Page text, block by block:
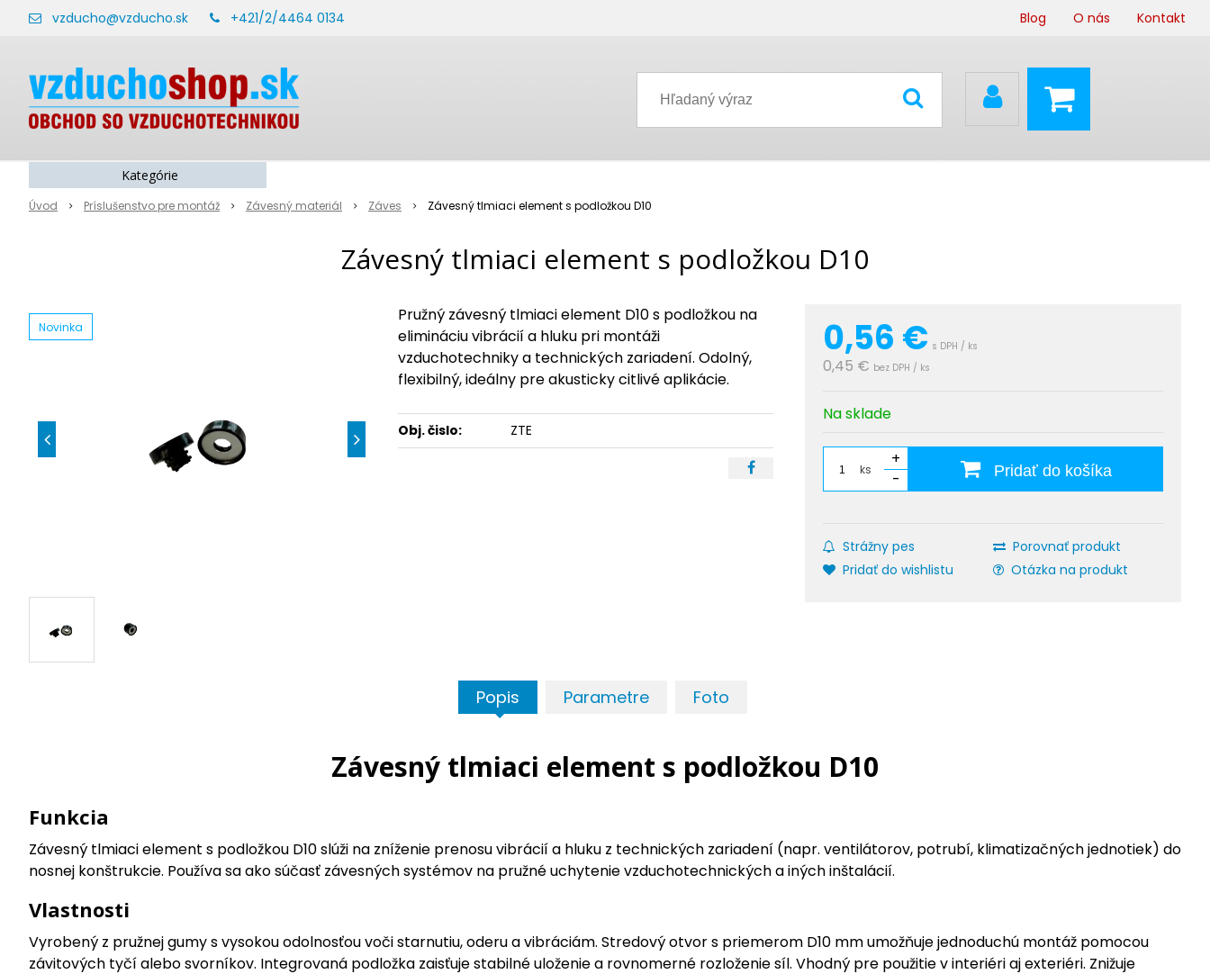
vzducho@vzducho.sk +421/2/4464 0134 Blog O nás Kontakt
Úvod Príslušenstvo pre montáž Závesný materiál Záves Závesný tlmiaci element s podložkou D10
Závesný tlmiaci element s podložkou D10
Novinka 0,56 € s DPH / ks
0,45 € bez DPH / ks
Na sklade
ks
+
-
Pridať do košíka
Strážny pes
Porovnať produkt
Pridať do wishlistu
Otázka na produkt
Pružný závesný tlmiaci element D10 s podložkou na
elimináciu vibrácií a hluku pri montáži
vzduchotechniky a technických zariadení. Odolný,
flexibilný, ideálny pre akusticky citlivé aplikácie.
Obj. čislo: ZTE
Popis Parametre Foto
Závesný tlmiaci element s podložkou D10
Funkcia
Závesný tlmiaci element s podložkou D10 slúži na zníženie prenosu vibrácií a hluku z technických zariadení (napr. ventilátorov, potrubí, klimatizačných jednotiek) do
nosnej konštrukcie. Používa sa ako súčasť závesných systémov na pružné uchytenie vzduchotechnických a iných inštalácií.
Vlastnosti
Vyrobený z pružnej gumy s vysokou odolnosťou voči starnutiu, oderu a vibráciám. Stredový otvor s priemerom D10 mm umožňuje jednoduchú montáž pomocou
závitových tyčí alebo svorníkov. Integrovaná podložka zaisťuje stabilné uloženie a rovnomerné rozloženie síl. Vhodný pre použitie v interiéri aj exteriéri. Znižuje
Kategórie